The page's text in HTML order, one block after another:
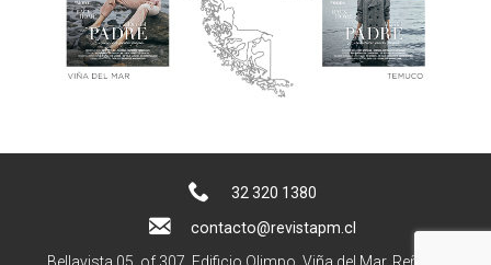
32 320 1380
contacto@revistapm.cl